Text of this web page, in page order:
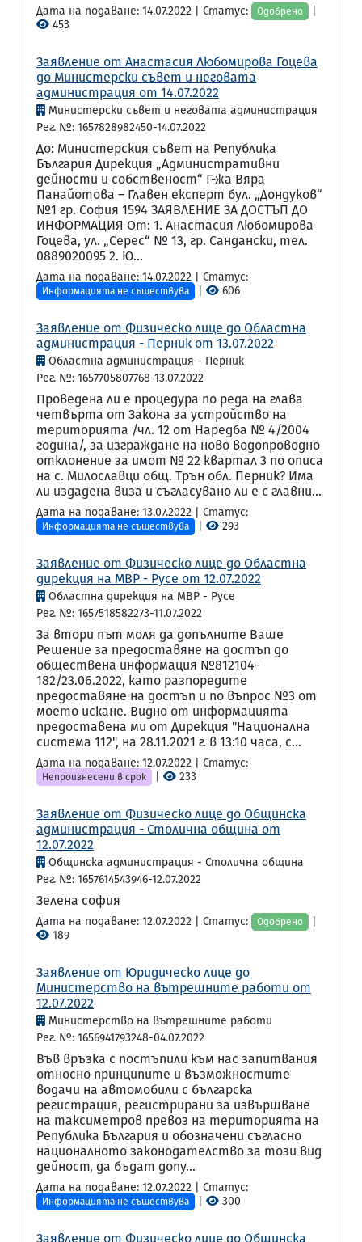
Дата на подаване: 14.07.2022 | Статус: Одобрено
453
Заявление от Анастасия Любомирова Гоцева
до Министерски съвет и неговата
администрация от 14.07.2022
Министерски съвет и неговата администрация
Рег. №: 1657828982450-14.07.2022
До: Министерския съвет на Република
България Дирекция „Административни
дейности и собственост“ Г-жа Вяра
Панайотова – Главен експерт бул. „Дондуков“
№1 гр. София 1594 ЗАЯВЛЕНИЕ ЗА ДОСТЪП ДО
ИНФОРМАЦИЯ От: 1. Анастасия Любомирова
Гоцева, ул. „Серес“ № 13, гр. Сандански, тел.
0889020095 2. Ю...
Дата на подаване: 14.07.2022 | Статус:
Информацията не съществува 606
Заявление от Физическо лице до Областна
администрация - Перник от 13.07.2022
Областна администрация - Перник
Рег. №: 1657705807768-13.07.2022
Проведена ли е процедура по реда на глава
четвърта от Закона за устройство на
територията /чл. 12 от Наредба № 4/2004
година/, за изграждане на ново водопроводно
отклонение за имот № 22 квартал 3 по описа
на с. Милославци общ. Трън обл. Перник? Има
ли издадена виза и съгласувано ли е с главни...
Дата на подаване: 13.07.2022 | Статус:
Информацията не съществува 293
Заявление от Физическо лице до Областна
дирекция на МВР - Русе от 12.07.2022
Областна дирекция на МВР - Русе
Рег. №: 1657518582273-11.07.2022
За втори път моля да допълните Ваше
Решение за предоставяне на достъп до
обществена информация №812104-
182/23.06.2022, като разпоредите
предоставяне на достъп и по въпрос №3 от
моето искане. Видно от информацията
предоставена ми от Дирекция "Национална
система 112", на 28.11.2021 г. в 13:10 часа, с...
Дата на подаване: 12.07.2022 | Статус:
Непроизнесени в срок 233
Заявление от Физическо лице до Общинска
администрация - Столична община от
12.07.2022
Общинска администрация - Столична община
Рег. №: 1657614543946-12.07.2022
Зелена софия
Дата на подаване: 12.07.2022 | Статус: Одобрено
189
Заявление от Юридическо лице до
Министерство на вътрешните работи от
12.07.2022
Министерство на вътрешните работи
Рег. №: 1656941793248-04.07.2022
Във връзка с постъпили към нас запитвания
относно принципите и възможностите
водачи на автомобили с българска
регистрация, регистрирани за извършване
на таксиметров превоз на територията на
Република България и обозначени съгласно
националното законодателство за този вид
дейност, да бъдат допу...
Дата на подаване: 12.07.2022 | Статус:
Информацията не съществува 300
Заявление от Физическо лице до Общинска